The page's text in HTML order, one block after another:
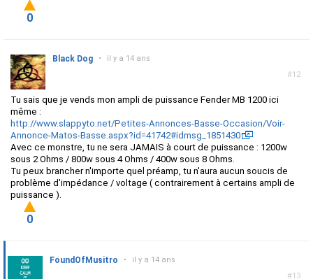
0
#12
Black Dog • il y a 14 ans
Tu sais que je vends mon ampli de puissance Fender MB 1200 ici
même :
http://www.slappyto.net/Petites-Annonces-Basse-Occasion/Voir-
Annonce-Matos-Basse.aspx?id=41742#idmsg_1851430
Avec ce monstre, tu ne sera JAMAIS à court de puissance : 1200w
sous 2 Ohms / 800w sous 4 Ohms / 400w sous 8 Ohms.
Tu peux brancher n'importe quel préamp, tu n'aura aucun soucis de
problème d'impédance / voltage ( contrairement à certains ampli de
puissance ).
0
#13
FoundOfMusitro • il y a 14 ans